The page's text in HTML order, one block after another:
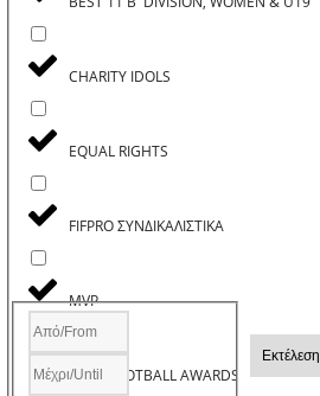
CHARITY IDOLS
EQUAL RIGHTS
FIFPRO ΣΥΝΔΙΚΑΛΙΣΤΙΚΑ
MVP
PASP FOOTBALL AWARDS
Εκτέλεση